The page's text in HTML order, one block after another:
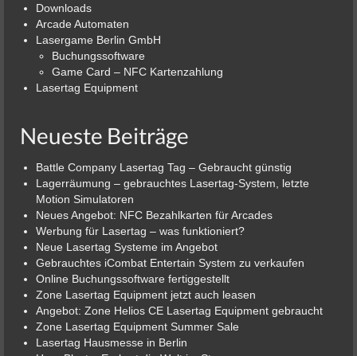
Downloads
Arcade Automaten
Lasergame Berlin GmbH
Buchungssoftware
Game Card – NFC Kartenzahlung
Lasertag Equipment
Neueste Beiträge
Battle Company Lasertag Tag – Gebraucht günstig
Lagerräumung – gebrauchtes Lasertag-System, letzte
Motion Simulatoren
Neues Angebot: NFC Bezahlkarten für Arcades
Werbung für Lasertag – was funktioniert?
Neue Lasertag Systeme im Angebot
Gebrauchtes iCombat Entertain System zu verkaufen
Online Buchungssoftware fertiggestellt
Zone Lasertag Equipment jetzt auch leasen
Angebot: Zone Helios CE Lasertag Equipment gebraucht
Zone Lasertag Equipment Summer Sale
Lasertag Hausmesse in Berlin